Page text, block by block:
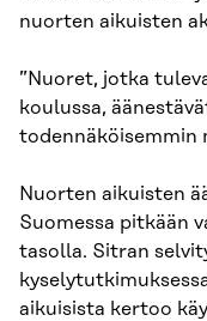
nuorten aikuisten
”Nuoret, jotka
koulussa,
todennäköisemmin
Nuorten aikuisten
Suomessa pitkään
tasolla. Sitran
aikuisista kertoo